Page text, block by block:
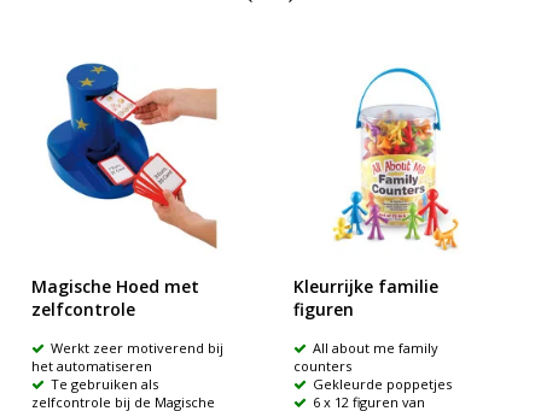
Magische Hoed met
zelfcontrole
Werkt zeer motiverend bij
het automatiseren
Te gebruiken als
zelfcontrole bij de Magische
Kleurrijke familie
figuren
All about me family
counters
Gekleurde poppetjes
6 x 12 figuren van